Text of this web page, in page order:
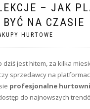
– JAK
BYĆ NA CZASIE
HURTOWE
dziś jest hitem, za kilka
sprzedawcy na
profesjonalne
do najnowszych